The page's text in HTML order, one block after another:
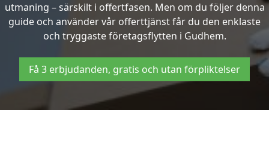
utmaning – särskilt i offertfasen. Men om du följer denna
guide och använder vår offerttjänst får du den enklaste
och tryggaste företagsflytten i Gudhem.
Få 3 erbjudanden, gratis och utan förpliktelser